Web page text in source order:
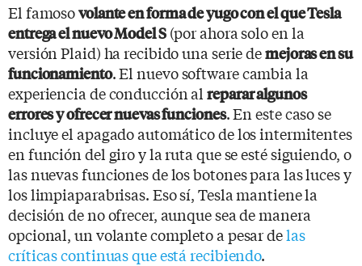
El famosovolante en forma de yugo con el que Tesla
entrega el nuevo Model S(por ahora solo en la
versión Plaid) ha recibido una serie demejoras en su
funcionamiento. El nuevo software cambia la
experiencia de conducción alreparar algunos
errores y ofrecer nuevas funciones. En este caso se
incluye el apagado automático de los intermitentes
en función del giro y la ruta que se esté siguiendo, o
las nuevas funciones de los botones para las luces y
los limpiaparabrisas. Eso sí, Tesla mantiene la
decisión de no ofrecer, aunque sea de manera
opcional, un volante completo a pesar delas
críticas continuas que está recibiendo.